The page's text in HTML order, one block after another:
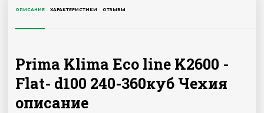
ОПИСАНИЕ ХАРАКТЕРИСТИКИ ОТЗЫВЫ
Prima Klima Eco line K2600 -
Flat- d100 240-360куб Чехия
описание